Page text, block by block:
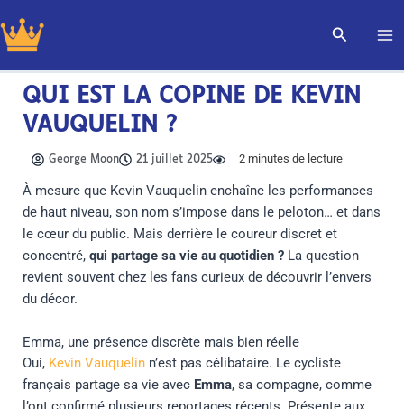
au
contenu
QUI EST LA COPINE DE KEVIN
VAUQUELIN ?
George Moon 21 juillet 2025 2minutes de lecture
À mesure que Kevin Vauquelin enchaîne les performances
de haut niveau, son nom s’impose dans le peloton… et dans
le cœur du public. Mais derrière le coureur discret et
concentré, qui partage sa vie au quotidien ?La question
revient souvent chez les fans curieux de découvrir l’envers
du décor.
Emma, une présence discrète mais bien réelle
Oui, Kevin Vauquelinn’est pas célibataire. Le cycliste
français partage sa vie avec Emma, sa compagne, comme